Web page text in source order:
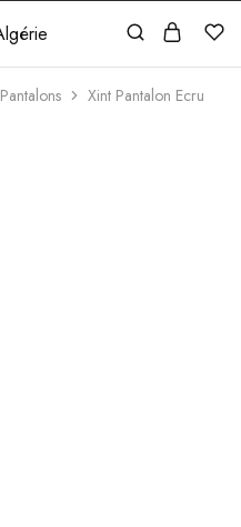
Pantalons Xint Pantalon Ecru